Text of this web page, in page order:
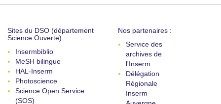
Sites du DSO (département
Science Ouverte) :
Insermbiblio
MeSH bilingue
HAL-Inserm
Photoscience
Science Open Service
(SOS)
Nos partenaires :
Service des
archives de
l'Inserm
Délégation
Régionale
Inserm